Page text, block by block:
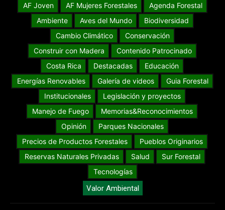
AF Joven AF Mujeres Forestales
Agenda Forestal
Ambiente
Aves del Mundo
Biodiversidad
Cambio Climático
Conservación
Construir con Madera
Contenido Patrocinado
Costa Rica
Destacadas
Educación
Energías Renovables
Galería de videos
Guia Forestal
Institucionales
Legislación y proyectos
Manejo de Fuego
Memorias&Reconocimientos
Opinión
Parques Nacionales
Precios de Productos Forestales
Pueblos Originarios
Reservas Naturales Privadas
Salud
Sur Forestal
Tecnologías
Valor Ambiental